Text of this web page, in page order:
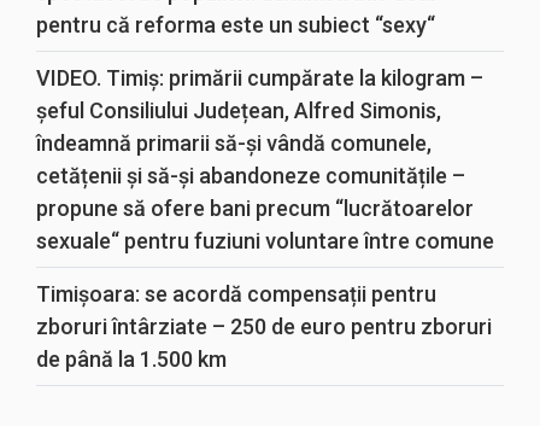
pentru că reforma este un subiect “sexy“
VIDEO. Timiș: primării cumpărate la kilogram –
șeful Consiliului Județean, Alfred Simonis,
îndeamnă primarii să-și vândă comunele,
cetățenii și să-și abandoneze comunitățile –
propune să ofere bani precum “lucrătoarelor
sexuale“ pentru fuziuni voluntare între comune
Timișoara: se acordă compensații pentru
zboruri întârziate – 250 de euro pentru zboruri
de până la 1.500 km